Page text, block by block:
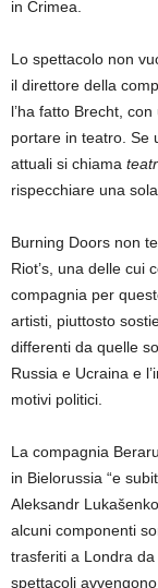
in Crimea.
Lo spettacolo non
il direttore della
l’ha fatto Brecht,
portare in teatro. Se
attuali si chiama
rispecchiare una
Burning Doors non
Riot’s, una delle cui
compagnia per
artisti, piuttosto
differenti da quelle
Russia e Ucraina e
motivi politici.
La compagnia
in Bielorussia “e
Aleksandr
alcuni componenti
trasferiti a Londra
spettacoli